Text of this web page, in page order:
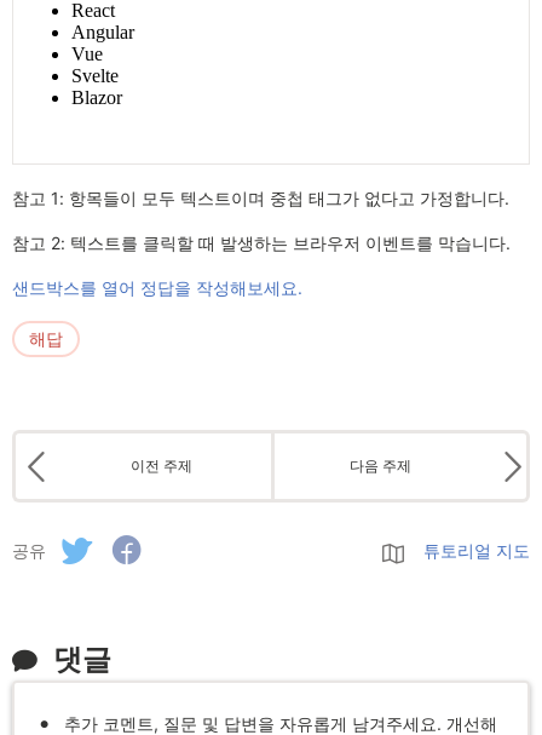
참고 1: 항목들이 모두 텍스트이며 중첩 태그가 없다고 가정합니다.
참고 2: 텍스트를 클릭할 때 발생하는 브라우저 이벤트를 막습니다.
샌드박스를 열어 정답을 작성해보세요.
해답
이전 주제 다음 주제
공유 튜토리얼 지도
댓글
추가 코멘트, 질문 및 답변을 자유롭게 남겨주세요. 개선해